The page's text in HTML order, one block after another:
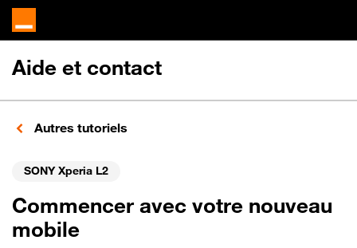
Aide et contact
Autres tutoriels
SONY Xperia L2
Commencer avec votre nouveau
mobile